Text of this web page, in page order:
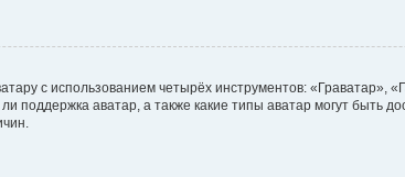
с использованием четырёх инструментов: «Граватар»,
поддержка аватар, а также какие типы аватар могут быть